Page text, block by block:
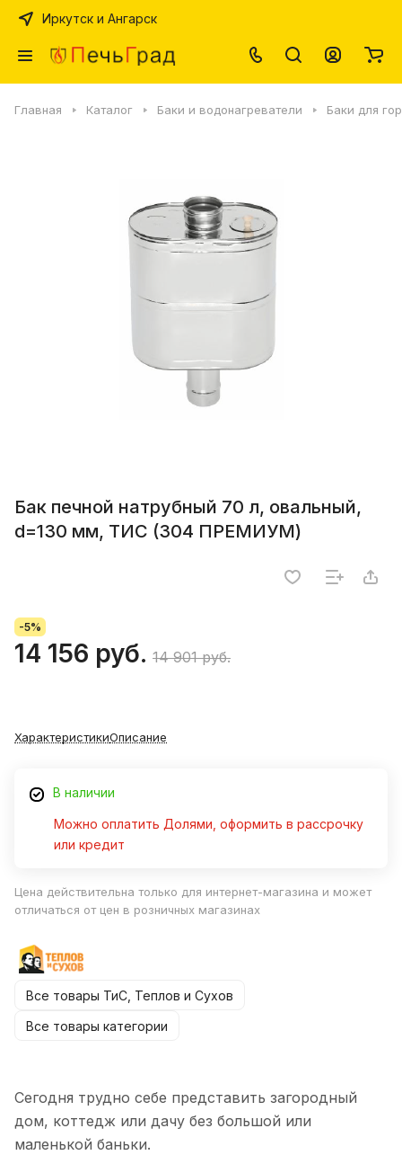
Иркутск и Ангарск
Главная Каталог Баки и водонагреватели Баки для
Бак печной натрубный 70 л, овальный,
d=130 мм, ТИС (304 ПРЕМИУМ)
-5%
14 156 руб. 14 901 руб.
ХарактеристикиОписание
В наличии
Можно оплатить Долями, оформить в рассрочку
или кредит
Цена действительна только для интернет-магазина и может
отличаться от цен в розничных магазинах
Все товары ТиС, Теплов и Сухов
Все товары категории
Сегодня трудно себе представить загородный
дом, коттедж или дачу без большой или
маленькой баньки.